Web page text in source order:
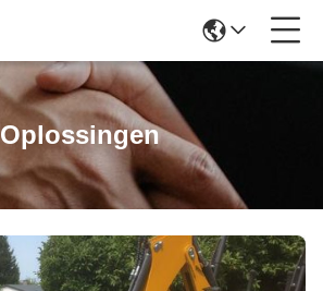
Oplossingen